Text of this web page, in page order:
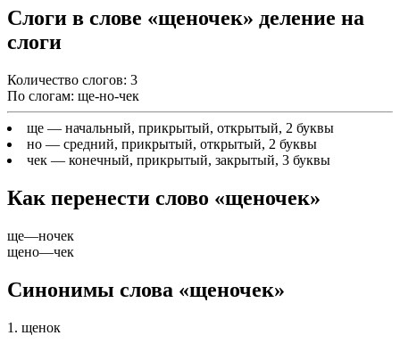
Слоги в слове «щеночек» деление на
слоги
Количество слогов: 3
По слогам: ще-но-чек
ще — начальный, прикрытый, открытый, 2 буквы
но — средний, прикрытый, открытый, 2 буквы
чек — конечный, прикрытый, закрытый, 3 буквы
Как перенести слово «щеночек»
ще—ночек
щено—чек
Синонимы слова «щеночек»
1. щенок